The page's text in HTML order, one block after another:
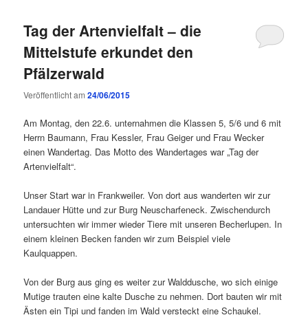
Tag der Artenvielfalt – die
Mittelstufe erkundet den
Pfälzerwald
Veröffentlicht am24/06/2015
Am Montag, den 22.6. unternahmen die Klassen 5, 5/6 und 6 mit
Herrn Baumann, Frau Kessler, Frau Geiger und Frau Wecker
einen Wandertag. Das Motto des Wandertages war „Tag der
Artenvielfalt“.
Unser Start war in Frankweiler. Von dort aus wanderten wir zur
Landauer Hütte und zur Burg Neuscharfeneck. Zwischendurch
untersuchten wir immer wieder Tiere mit unseren Becherlupen. In
einem kleinen Becken fanden wir zum Beispiel viele
Kaulquappen.
Von der Burg aus ging es weiter zur Walddusche, wo sich einige
Mutige trauten eine kalte Dusche zu nehmen. Dort bauten wir mit
Ästen ein Tipi und fanden im Wald versteckt eine Schaukel.